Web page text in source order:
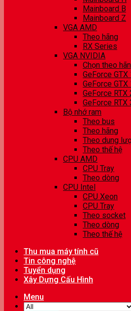
Mainboard B
Mainboard Z
VGA AMD
Theo hãng
RX Series
VGA NVIDIA
Chọn theo
GeForce
GeForce
GeForce
GeForce
Bộ nhớ ram
Theo bus
Theo hãng
Theo dung
Theo thế hệ
CPU AMD
CPU Tray
Theo dòng
CPU Intel
CPU Xeon
CPU Tray
Theo socket
Theo dòng
Theo thế hệ
Thu mua máy tính cũ
Tin công nghệ
Tuyển dụng
Xây Dựng Cấu Hình
Menu